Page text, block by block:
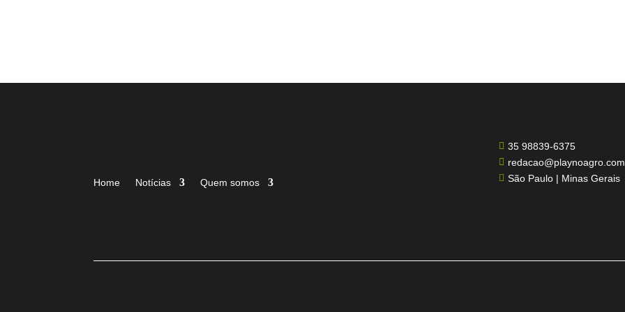
Home Notícias Quem somos
 35 98839-6375

 São Paulo | Minas Gerais